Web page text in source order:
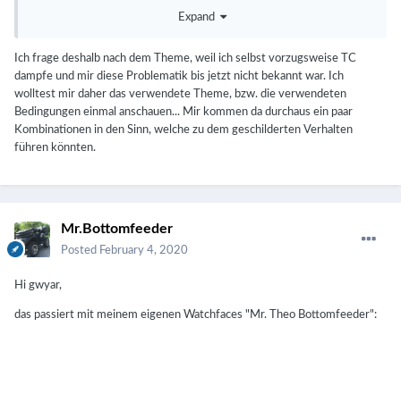
I will try to find an answer from the Help Desk.
Kind regards
Hallo @Gwyar,
Übergreifend sein.
Das mit der Textfarbe habe ich auch entdeckt, unmittelbar,
darunter geschrieben.
Expand
Ich frage deshalb nach dem Theme, weil ich selbst vorzugsweise TC
dampfe und mir diese Problematik bis jetzt nicht bekannt war. Ich
wolltest mir daher das verwendete Theme, bzw. die verwendeten
Bedingungen einmal anschauen... Mir kommen da durchaus ein paar
Kombinationen in den Sinn, welche zu dem geschilderten Verhalten
führen könnten.
Mr.Bottomfeeder
Posted February 4, 2020
Hi gwyar,
das passiert mit meinem eigenen Watchfaces "Mr. Theo Bottomfeeder":